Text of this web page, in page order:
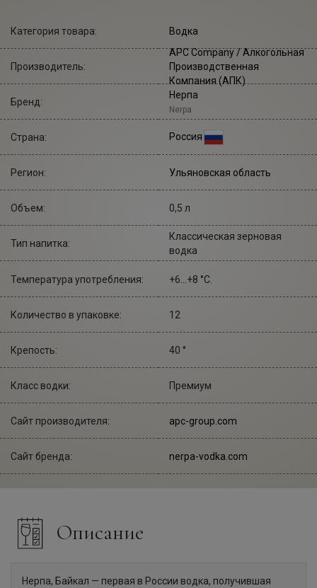
Категория товара: Водка
Производитель:
APC Company/ Алкогольная
Производственная
Компания (АПК)
Бренд:
Нерпа
Nerpa
Страна: Россия
Регион: Ульяновская область
Объем: 0,5 л
Тип напитка:
Классическая зерновая
водка
Температура употребления: +6...+8 °С.
Количество в упаковке: 12
Крепость: 40 °
Класс водки: Премиум
Сайт производителя: apc-group.com
Сайт бренда: nerpa-vodka.com
Описание
Нерпа, Байкал — первая в России водка, получившая